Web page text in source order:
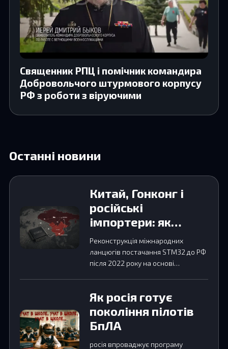
Священник РПЦ і помічник командира
Добровольчого штурмового корпусу
РФ з роботи з віруючими
Останні новини
Китай, Гонконг і
російські
імпортери: як
STM32 потрапляли
до Росії після 2022
року
Реконструкція міжнародних
ланцюгів постачання STM32 до РФ
після 2022 року на основі
Як росія готує
покоління пілотів
БпЛА
росія впроваджує програму